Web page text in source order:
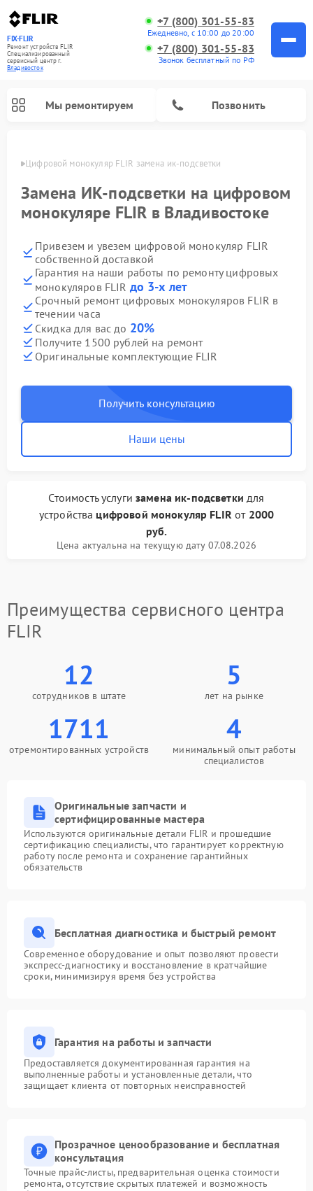
FIX-FLIR
Ремонт устройств FLIR
Специализированный
cервисный центр г.
Владивосток
+7 (800) 301-55-83
Ежедневно, с 10:00 до 20:00
+7 (800) 301-55-83
Звонок бесплатный по РФ
Мы ремонтируем Позвонить
Цифровой монокуляр FLIR замена ик-подсветки
Замена ИК-подсветки на цифровом
монокуляре FLIR в Владивостоке
Привезем и увезем цифровой монокуляр FLIR
собственной доставкой
Гарантия на наши работы по ремонту цифровых
монокуляров FLIR до 3-х лет
Срочный ремонт цифровых монокуляров FLIR в
течении часа
Скидка для вас до 20%
Получите 1500 рублей на ремонт
Оригинальные комплектующие FLIR
Получить консультацию
Наши цены
Стоимость услугизамена ик-подсветки для
устройства цифровой монокуляр FLIR от 2000
руб.
Цена актуальна на текущую дату 07.08.2026
Преимущества сервисного центра
FLIR
12
сотрудников в штате
5
лет на рынке
1711
отремонтированных устройств
4
минимальный опыт работы
специалистов
Оригинальные запчасти и
сертифицированные мастера
Используются оригинальные детали FLIR и прошедшие
сертификацию специалисты, что гарантирует корректную
работу после ремонта и сохранение гарантийных
обязательств
Бесплатная диагностика и быстрый ремонт
Современное оборудование и опыт позволяют провести
экспресс-диагностику и восстановление в кратчайшие
сроки, минимизируя время без устройства
Гарантия на работы и запчасти
Предоставляется документированная гарантия на
выполненные работы и установленные детали, что
защищает клиента от повторных неисправностей
Прозрачное ценообразование и бесплатная
консультация
Точные прайс-листы, предварительная оценка стоимости
ремонта, отсутствие скрытых платежей и возможность